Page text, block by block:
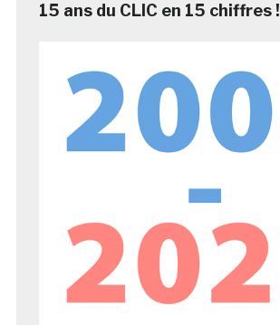
15 ans du CLIC en 15 chiffres !